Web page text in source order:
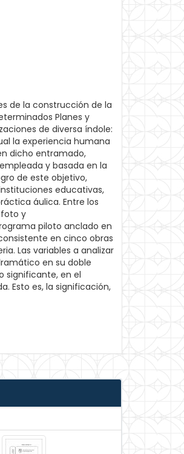
de la construcción de la
Planes y
de diversa índole:
la experiencia humana
dicho entramado,
y basada en la
de este objetivo,
educativas,
áulica. Entre los
foto y
piloto anclado en
en cinco obras
Las variables a analizar
en su doble
significante, en el
Esto es, la significación,